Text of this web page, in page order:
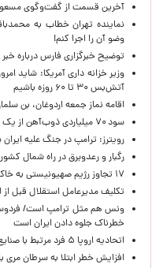
آخرین قسمت از گفت‌وگوی
نماینده تهران خطاب به
وضو آن را اجرا کنم!
توضیح خبرگزاری فارس درباره
وزیر خزانه داری آمریکا: شاید
آتش‌بس ۳۰ تا ۶۰ روزه باشیم
اقامه نماز جمعه اردوغان، بن
سود ۷۰ میلیاردی ذوب‌آهن از یک انتقال عجیب
رویترز: ترامپ در جنگ علیه ایران بر سر ۲ راهی بدی گیر
رگبار و رعدوبرق در راه شمال
۱۷ تجاوز رژیم صهیونیستی به خاک سوریه در ۴۸ ساعت گذشته
تکلیف مدیرعامل استقلال
ونس هم مثل ترامپ است/
خطرناک جلوه دادن ایران است
اتحادیه اروپا ۵ فرد مرتبط با صنایع دفاعی روسیه را تحریم کرد
افزایش خطر ابتلا به سرطان مری با